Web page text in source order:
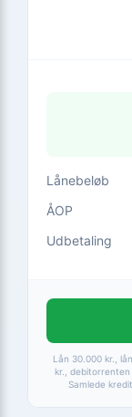
Lånebeløb
ÅOP
Udbetaling
Lån 30.000 kr.,
kr., debitorrenten
Samlede